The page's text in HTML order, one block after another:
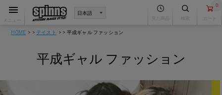
0
HOME テイスト 平成ギャル ファッション
平成ギャル ファッション